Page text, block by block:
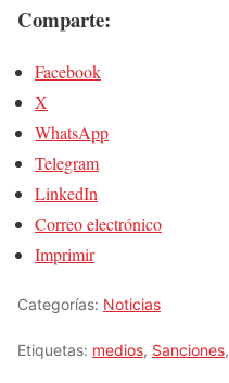
Comparte:
Facebook
X
WhatsApp
Telegram
LinkedIn
Correo electrónico
Imprimir
Categorías: Noticias
Etiquetas: medios, Sanciones,